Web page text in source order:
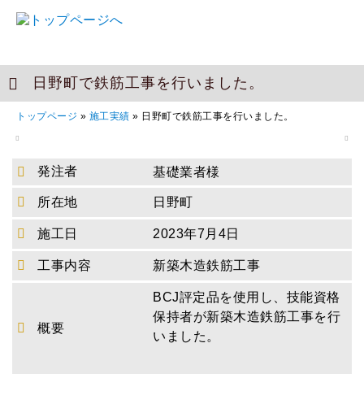
日野町で鉄筋工事を行いました。
トップページ » 施工実績 » 日野町で鉄筋工事を行いました。
発注者 基礎業者様
所在地 日野町
施工日 2023年7月4日
工事内容 新築木造鉄筋工事
概要
BCJ評定品を使用し、技能資格
保持者が新築木造鉄筋工事を行
いました。